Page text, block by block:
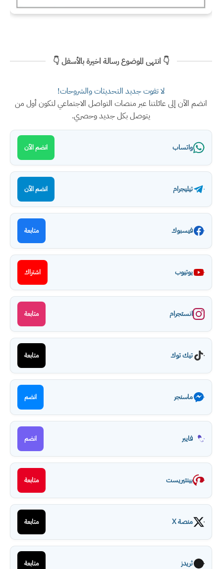
👇 انتهى الموضوع رسالة اخيرة بالأسفل 👇
لا تفوت جديد التحديثات والشروحات!
انضم الآن إلى عائلتنا عبر منصات التواصل الاجتماعي لتكون أول من
يتوصل بكل جديد وحصري.
واتساب انضم الآن
تيليجرام انضم الآن
فيسبوك متابعة
يوتيوب اشتراك
انستجرام متابعة
تيك توك متابعة
ماسنجر انضم
فايبر انضم
بينتيريست متابعة
منصة X متابعة
ثريدز متابعة